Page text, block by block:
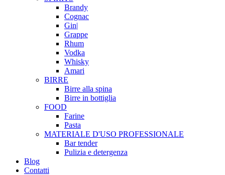
Brandy
Cognac
Gin|
Grappe
Rhum
Vodka
Whisky
Amari
BIRRE
Birre alla spina
Birre in bottiglia
FOOD
Farine
Pasta
MATERIALE D'USO PROFESSIONALE
Bar tender
Pulizia e detergenza
Blog
Contatti